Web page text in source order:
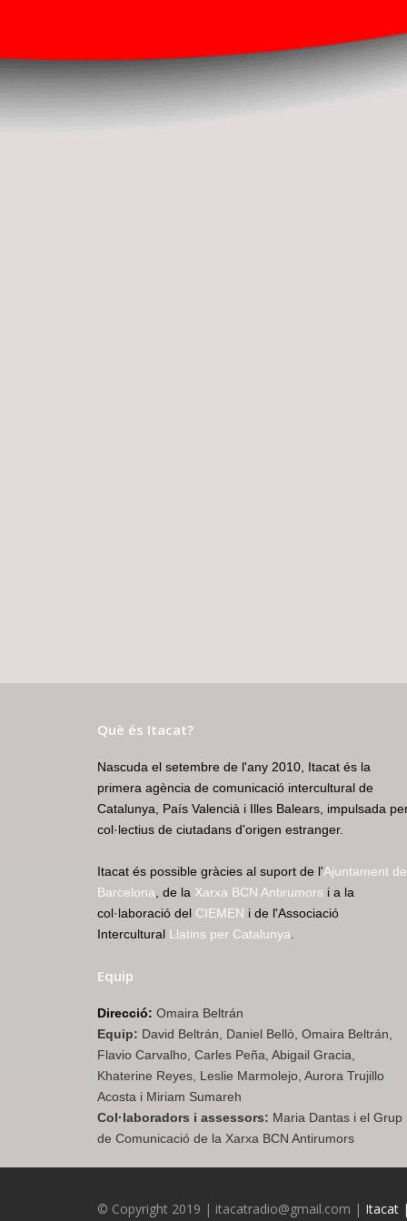
Què és Itacat?
Nascuda el setembre de l'any 2010, Itacat és la
primera agència de comunicació intercultural de
Catalunya, País Valencià i Illes Balears, impulsada
col·lectius de ciutadans d'origen estranger.
Itacat és possible gràcies al suport de l'Ajuntament de
Barcelona , de la Xarxa BCN Antirumors i a la
col·laboració del CIEMEN i de l'Associació
Intercultural Llatins per Catalunya
Equip
Direcció: Omaira Beltrán
Equip: David Beltrán, Daniel Bellò, Omaira Beltrán,
Flavio Carvalho, Carles Peña, Abigail Gracia,
Khaterine Reyes, Leslie Marmolejo, Aurora Trujillo
Acosta i Miriam Sumareh
Col·laboradors i assessors: Maria Dantas i el Grup
de Comunicació de la Xarxa BCN Antirumors
© Copyright 2019 | itacatradio@gmail.com | Itacat